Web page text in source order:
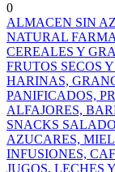
0
ALMACEN SIN
NATURAL FARMA
CEREALES Y
FRUTOS SECOS
HARINAS,
PANIFICADOS,
ALFAJORES,
SNACKS
AZUCARES,
INFUSIONES,
JUGOS, LECHES